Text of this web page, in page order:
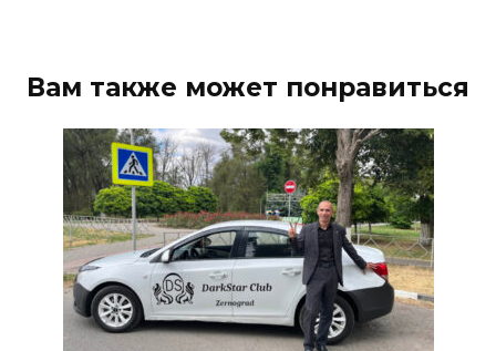
Вам также может понравиться